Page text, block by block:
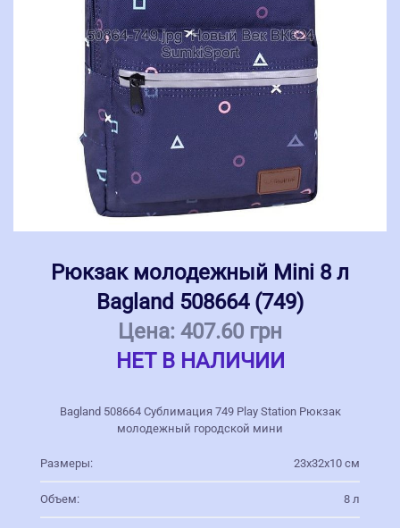
Рюкзак молодежный Mini 8 л
Bagland 508664 (749)
Цена: 407.60 грн
НЕТ В НАЛИЧИИ
Bagland 508664 Сублимация 749 Play Station Рюкзак
молодежный городской мини
Размеры: 23х32х10 см
Объем: 8 л